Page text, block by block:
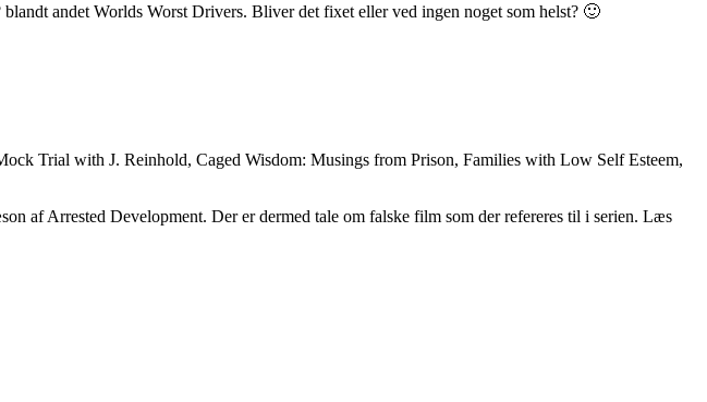
andet Worlds Worst Drivers. Bliver det fixet eller ved ingen noget som helst? 🙂
Trial with J. Reinhold, Caged Wisdom: Musings from Prison, Families with Low Self Esteem,
af Arrested Development. Der er dermed tale om falske film som der refereres til i serien. Læs